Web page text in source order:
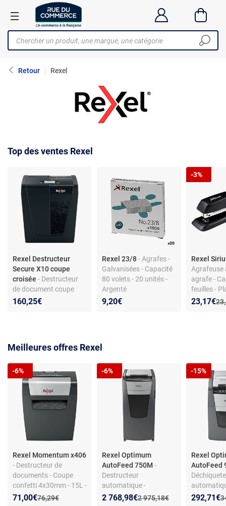
Retour Rexel
Top des ventes Rexel
Rexel Destructeur
Secure X10 coupe
croisée - Destructeur
de document coupe
croisée 10 feuilles à la
160,25€
Rexel 23/8- Agrafes -
Galvanisées - Capacité
80 volets - 20 unités -
Argenté
9,20€
Rexel
Agrafeuse
agrafe -
feuilles -
recyclé
Nouveau
23,17€
-3%
Meilleures offres Rexel
Rexel Momentum x406
- Destructeur de
documents - Coupe
confetti 4x30mm - 15L -
Sécurité P4Ancien prix :
76,29€
Nouveau prix :
71,00€
Réduction de :
-6%
Rexel Optimum
AutoFeed 750M-
Destructeur
automatique -
Alimentation auto 750
Ancien prix :
2 975,18€
Nouveau prix :
2 768,98€
Réduction de :
-6%
Rexel
AutoFeed
feuilles
Nouveau
292,71€
-15%